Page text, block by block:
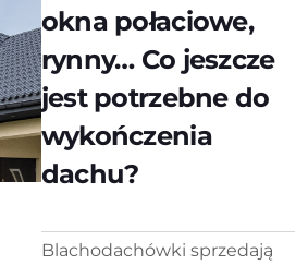
okna połaciowe,
rynny… Co jeszcze
jest potrzebne do
wykończenia
dachu?
Blachodachówki sprzedają